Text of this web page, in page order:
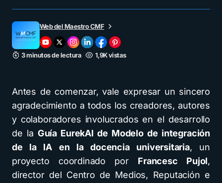
Web del Maestro CMF
3 minutos de lectura 1,9K vistas
Antes de comenzar, vale expresar un sincero
agradecimiento a todos los creadores, autores
y colaboradores involucrados en el desarrollo
de la Guía EurekAI de Modelo de integración
de la IA en la docencia universitaria, un
proyecto coordinado por Francesc Pujol,
director del Centro de Medios, Reputación e